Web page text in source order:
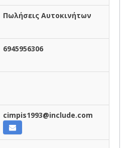
Πωλήσεις Αυτοκινήτων
6945956306
cimpis1993@include.com